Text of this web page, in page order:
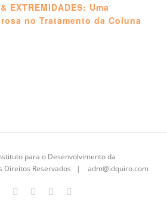
EXTREMIDADES: Uma
no Tratamento da Coluna
para o Desenvolvimento da
Direitos Reservados | adm@idquiro.com
FacebookInstagram LinkedIn